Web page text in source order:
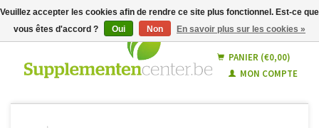
Français
PANIER (€0,00)
MON COMPTE
Veuillez accepter les cookies afin de rendre ce site plus fonctionnel. Est-ce que
vous êtes d'accord ?
Oui Non En savoir plus sur les cookies »